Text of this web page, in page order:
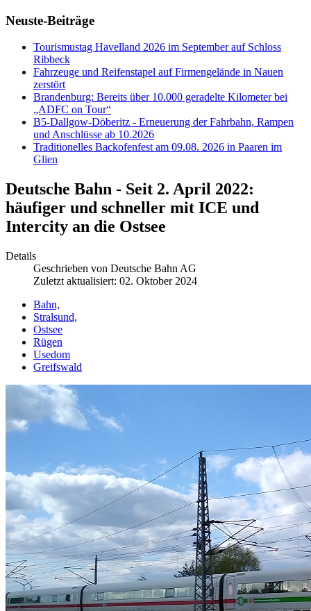
Neuste-Beiträge
Tourismustag Havelland 2026 im September auf Schloss
Ribbeck
Fahrzeuge und Reifenstapel auf Firmengelände in Nauen
zerstört
Brandenburg: Bereits über 10.000 geradelte Kilometer bei
„ADFC on Tour“
B5-Dallgow-Döberitz - Erneuerung der Fahrbahn, Rampen
und Anschlüsse ab 10.2026
Traditionelles Backofenfest am 09.08. 2026 in Paaren im
Glien
Deutsche Bahn - Seit 2. April 2022:
häufiger und schneller mit ICE und
Intercity an die Ostsee
Details
Geschrieben von Deutsche Bahn AG
Zuletzt aktualisiert: 02. Oktober 2024
Bahn,
Stralsund,
Ostsee
Rügen
Usedom
Greifswald